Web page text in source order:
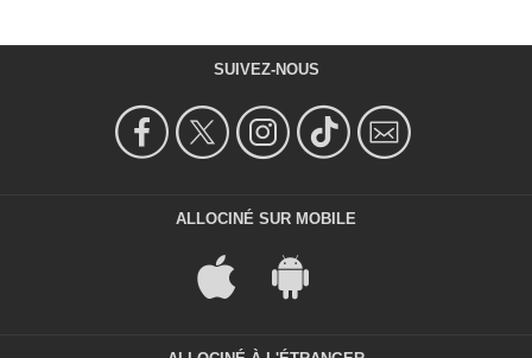
SUIVEZ-NOUS
ALLOCINÉ SUR MOBILE